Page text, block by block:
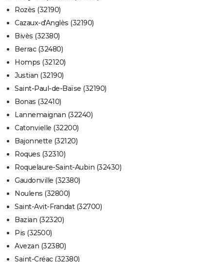
Rozès (32190)
Cazaux-d'Anglès (32190)
Bivès (32380)
Berrac (32480)
Homps (32120)
Justian (32190)
Saint-Paul-de-Baïse (32190)
Bonas (32410)
Lannemaignan (32240)
Catonvielle (32200)
Bajonnette (32120)
Roques (32310)
Roquelaure-Saint-Aubin (32430)
Gaudonville (32380)
Noulens (32800)
Saint-Avit-Frandat (32700)
Bazian (32320)
Pis (32500)
Avezan (32380)
Saint-Créac (32380)